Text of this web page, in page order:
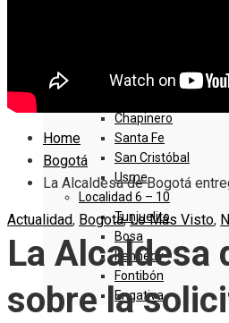
Localidad 1 – 5
Chapinero
Santa Fe
San Cristóbal
Usme
Localidad 6 – 10
Tunjuelito
Bosa
Kennedy
Fontibón
Engativa
Home
Bogotá
La Alcaldesa de Bogotá
Actualidad, Bogotá,Lo Más Visto,
La Alcaldesa
sobre la